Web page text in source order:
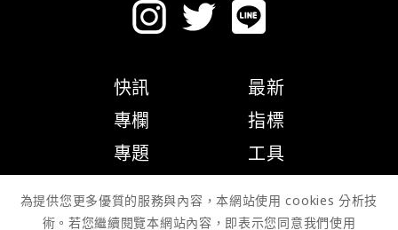
快訊
專欄
專題
最新
指標
工具
為提供您更多優質的服務與內容，本網站使用 cookies 分析技
術。若您繼續閱覽本網站內容，即表示您同意我們使用